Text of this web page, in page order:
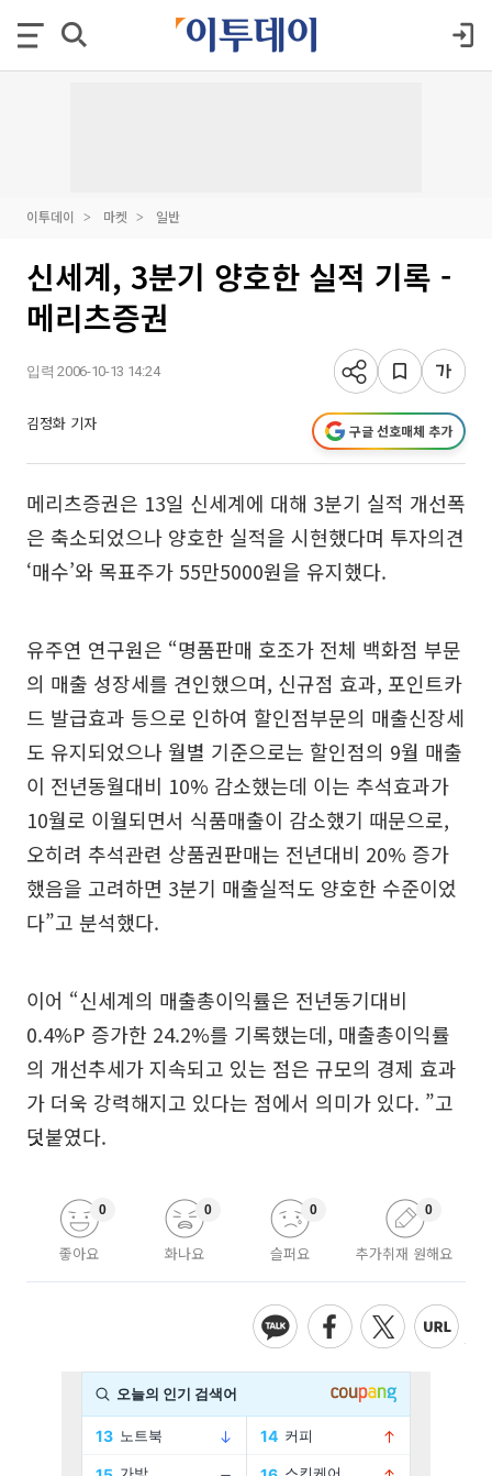
이투데이 마켓 일반
신세계, 3분기 양호한 실적 기록 -
메리츠증권
입력 2006-10-13 14:24
김정화 기자 구글 선호매체 추가
메리츠증권은 13일 신세계에 대해 3분기 실적 개선폭
은 축소되었으나 양호한 실적을 시현했다며 투자의견
‘매수’와 목표주가 55만5000원을 유지했다.
유주연 연구원은 “명품판매 호조가 전체 백화점 부문
의 매출 성장세를 견인했으며, 신규점 효과, 포인트카
드 발급효과 등으로 인하여 할인점부문의 매출신장세
도 유지되었으나 월별 기준으로는 할인점의 9월 매출
이 전년동월대비 10% 감소했는데 이는 추석효과가
10월로 이월되면서 식품매출이 감소했기 때문으로,
오히려 추석관련 상품권판매는 전년대비 20% 증가
했음을 고려하면 3분기 매출실적도 양호한 수준이었
다”고 분석했다.
이어 “신세계의 매출총이익률은 전년동기대비
0.4%P 증가한 24.2%를 기록했는데, 매출총이익률
의 개선추세가 지속되고 있는 점은 규모의 경제 효과
가 더욱 강력해지고 있다는 점에서 의미가 있다. ”고
덧붙였다.
좋아요
0
화나요
0
슬퍼요
0
추가취재 원해요
0